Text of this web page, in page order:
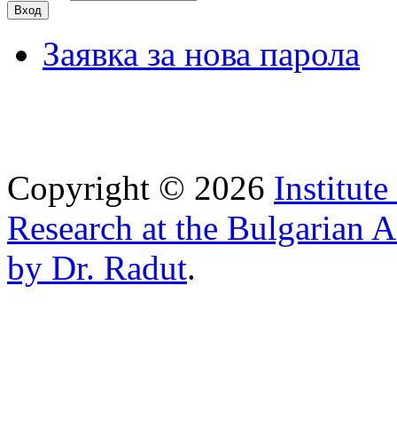
Заявка за нова парола
Copyright © 2026
Research at the Bulgarian
by Dr. Radut.